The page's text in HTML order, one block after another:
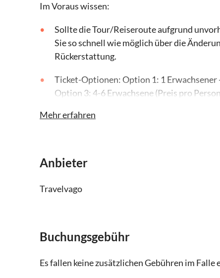
Im Voraus wissen:
Sollte die Tour/Reiseroute aufgrund
Sie so schnell wie möglich über die
Rückerstattung.
Ticket-Optionen: Option 1: 1 Erwachsener
Option 3: 4-6 Erwachsene (Preis pro
Bitte bestätigen Sie vor der Tour die
Mehr erfahren
Anbieter
Travelvago
Buchungsgebühr
Es fallen keine zusätzlichen Gebühren im Falle